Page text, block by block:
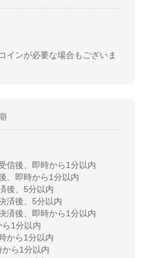
インが必要な場合もございま
信後、即時から1分以内
、即時から1分以内
後、5分以内
済後、5分以内
済後、即時から1分以内
ら1分以内
から1分以内
から1分以内